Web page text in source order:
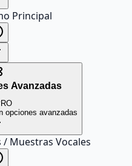
Principal
Avanzadas
opciones avanzadas
/ Muestras Vocales